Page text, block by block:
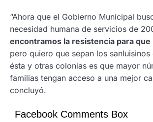
“Ahora que el Gobierno Municipal
necesidad humana de servicios de
encontramos la resistencia para que
pero quiero que sepan los sanluisinos
ésta y otras colonias es que mayor
familias tengan acceso a una mejor
concluyó.
Facebook Comments Box